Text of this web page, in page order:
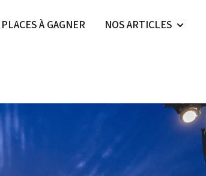
PLACES À GAGNER NOS ARTICLES